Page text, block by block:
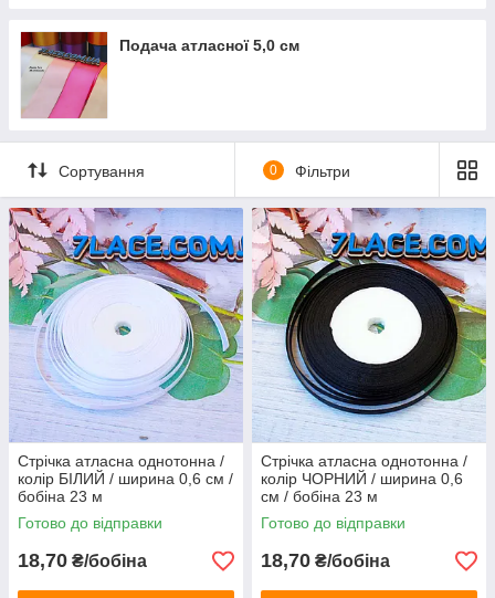
Подача атласної 5,0 см
Сортування 0 Фільтри
Стрічка атласна однотонна /
колір БІЛИЙ / ширина 0,6 см /
бобіна 23 м
Готово до відправки
18,70 ₴/бобіна
Стрічка атласна однотонна /
колір ЧОРНИЙ / ширина 0,6
см / бобіна 23 м
Готово до відправки
18,70 ₴/бобіна